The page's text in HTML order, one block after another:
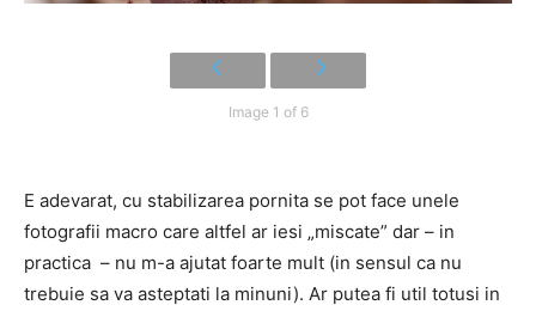
Image 1 of 6
E adevarat, cu stabilizarea pornita se pot face unele
fotografii macro care altfel ar iesi „miscate” dar – in
practica – nu m-a ajutat foarte mult (in sensul ca nu
trebuie sa va asteptati la minuni). Ar putea fi util totusi in